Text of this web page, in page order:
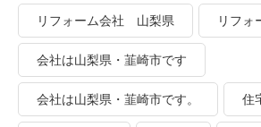
リフォーム会社 山梨県 リフォ
会社は山梨県・韮崎市です
会社は山梨県・韮崎市です。 住